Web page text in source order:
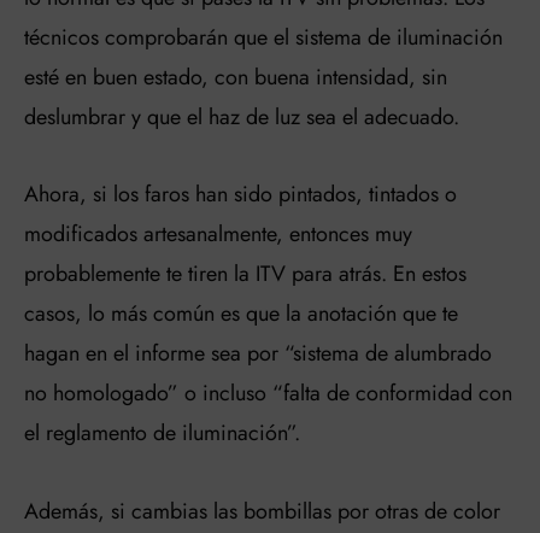
técnicos comprobarán que el sistema de iluminación
esté en buen estado, con buena intensidad, sin
deslumbrar y que el haz de luz sea el adecuado.
Ahora, si los faros han sido pintados, tintados o
modificados artesanalmente, entonces muy
probablemente te tiren la ITV para atrás. En estos
casos, lo más común es que la anotación que te
hagan en el informe sea por “sistema de alumbrado
no homologado” o incluso “falta de conformidad con
el reglamento de iluminación”.
Además, si cambias las bombillas por otras de color